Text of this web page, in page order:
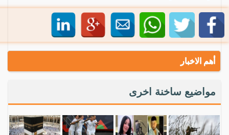
أهم الاخبار
مواضيع ساخنة اخرى